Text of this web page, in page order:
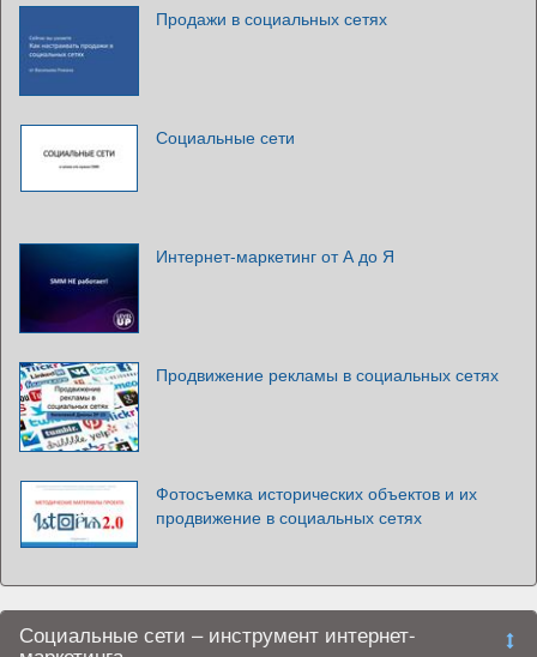
Продажи в социальных сетях
Социальные сети
Интернет-маркетинг от А до Я
Продвижение рекламы в социальных сетях
Фотосъемка исторических объектов и их
продвижение в социальных сетях
Социальные сети – инструмент интернет-